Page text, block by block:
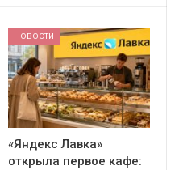
НОВОСТИ
«Яндекс Лавка»
открыла первое кафе: